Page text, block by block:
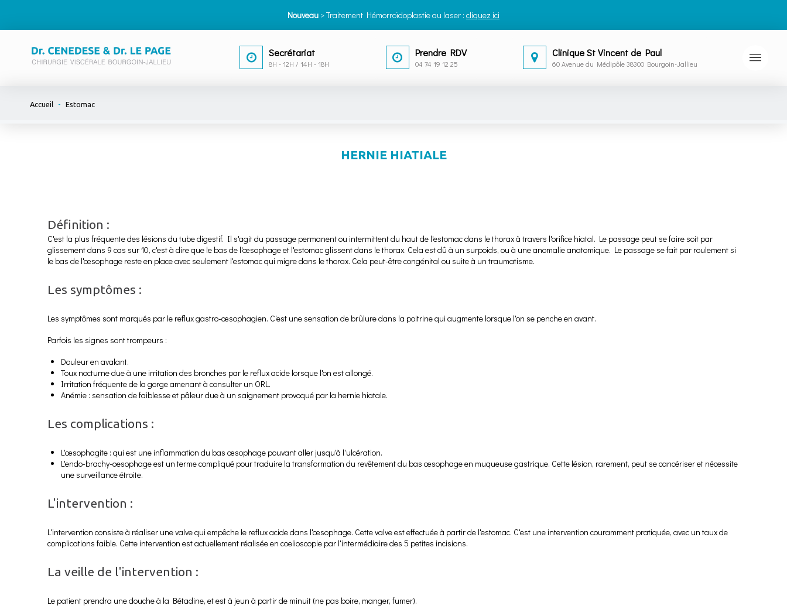
Nouveau > Traitement Hémorroïdoplastie au laser : cliquez ici
Secrétariat
8H - 12H / 14H - 18H
Prendre RDV
04 74 19 12 25
Clinique St Vincent de Paul
60 Avenue du Médipôle 38300 Bourgoin-Jallieu
Accueil - Estomac
HERNIE HIATIALE
Définition :
C'est la plus fréquente des lésions du tube digestif. Il s'agit du passage permanent ou intermittent du haut de l'estomac dans le thorax à travers l'orifice hiatal. Le passage peut se faire soit par
glissement dans 9 cas sur 10, c'est à dire que le bas de l'œsophage et l'estomac glissent dans le thorax. Cela est dû à un surpoids, ou à une anomalie anatomique. Le passage se fait par roulement si
le bas de l'œsophage reste en place avec seulement l'estomac qui migre dans le thorax. Cela peut-être congénital ou suite à un traumatisme.
Les symptômes :
Les symptômes sont marqués par le reflux gastro-œsophagien. C'est une sensation de brûlure dans la poitrine qui augmente lorsque l'on se penche en avant.
Parfois les signes sont trompeurs :
Douleur en avalant.
Toux nocturne due à une irritation des bronches par le reflux acide lorsque l'on est allongé.
Irritation fréquente de la gorge amenant à consulter un ORL.
Anémie : sensation de faiblesse et pâleur due à un saignement provoqué par la hernie hiatale.
Les complications :
L'œsophagite : qui est une inflammation du bas œsophage pouvant aller jusqu'à l'ulcération.
L'endo-brachy-oesophage est un terme compliqué pour traduire la transformation du revêtement du bas œsophage en muqueuse gastrique. Cette lésion, rarement, peut se cancériser et nécessite
une surveillance étroite.
L'intervention :
L'intervention consiste à réaliser une valve qui empêche le reflux acide dans l'œsophage. Cette valve est effectuée à partir de l'estomac. C'est une intervention couramment pratiquée, avec un taux de
complications faible. Cette intervention est actuellement réalisée en coelioscopie par l'intermédiaire des 5 petites incisions.
La veille de l'intervention :
Le patient prendra une douche à la Bétadine, et est à jeun à partir de minuit (ne pas boire, manger, fumer).